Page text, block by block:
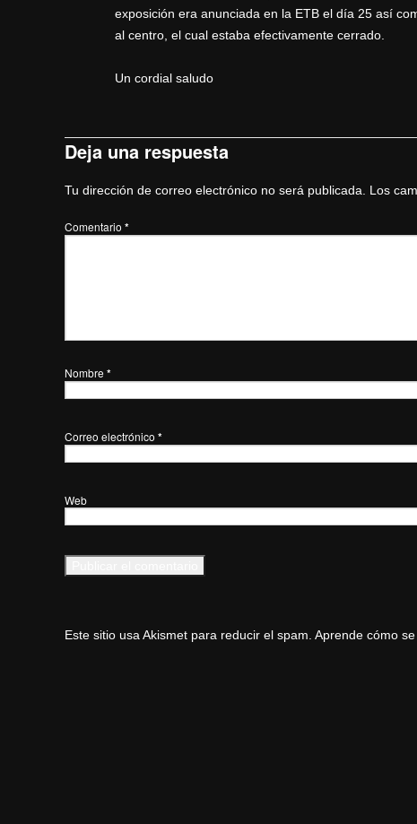
exposición era anunciada en la ETB el día 25 así
al centro, el cual estaba efectivamente cerrado.
Un cordial saludo
Deja una respuesta
Tu dirección de correo electrónico no será publicada. Los
Comentario *
Nombre *
Correo electrónico *
Web
Este sitio usa Akismet para reducir el spam. Aprende cómo